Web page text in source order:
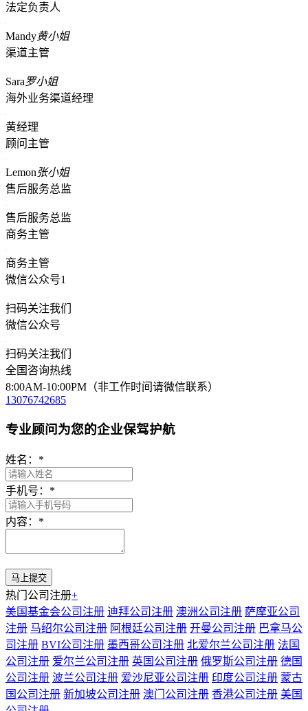
法定负责人
Mandy黄小姐
渠道主管
Sara罗小姐
海外业务渠道经理
黄经理
顾问主管
Lemon张小姐
售后服务总监
售后服务总监
商务主管
商务主管
微信公众号1
扫码关注我们
微信公众号
扫码关注我们
全国咨询热线
8:00AM-10:00PM（非工作时间请微信联系）
13076742685
专业顾问为您的企业保驾护航
姓名： *
手机号： *
内容： *
热门公司注册+
美国基金会公司注册 迪拜公司注册 澳洲公司注册 萨摩亚公司
注册 马绍尔公司注册 阿根廷公司注册 开曼公司注册 巴拿马公
司注册 BVI公司注册 墨西哥公司注册 北爱尔兰公司注册 法国
公司注册 爱尔兰公司注册 英国公司注册 俄罗斯公司注册 德国
公司注册 波兰公司注册 爱沙尼亚公司注册 印度公司注册 蒙古
国公司注册 新加坡公司注册 澳门公司注册 香港公司注册 美国